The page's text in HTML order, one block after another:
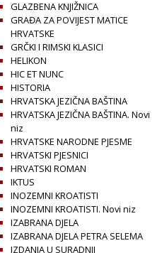
GLAZBENA KNJIŽNICA
GRAĐA ZA POVIJEST MATICE
HRVATSKE
GRČKI I RIMSKI KLASICI
HELIKON
HIC ET NUNC
HISTORIA
HRVATSKA JEZIČNA BAŠTINA
HRVATSKA JEZIČNA BAŠTINA. Novi
niz
HRVATSKE NARODNE PJESME
HRVATSKI PJESNICI
HRVATSKI ROMAN
IKTUS
INOZEMNI KROATISTI
INOZEMNI KROATISTI. Novi niz
IZABRANA DJELA
IZABRANA DJELA PETRA SELEMA
IZDANJA U SURADNJI